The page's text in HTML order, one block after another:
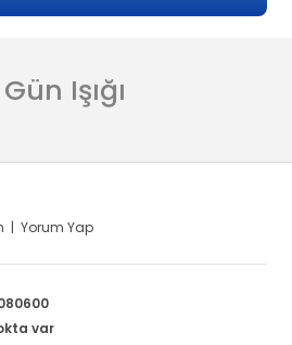
Işığı
|Yorum Yap
var